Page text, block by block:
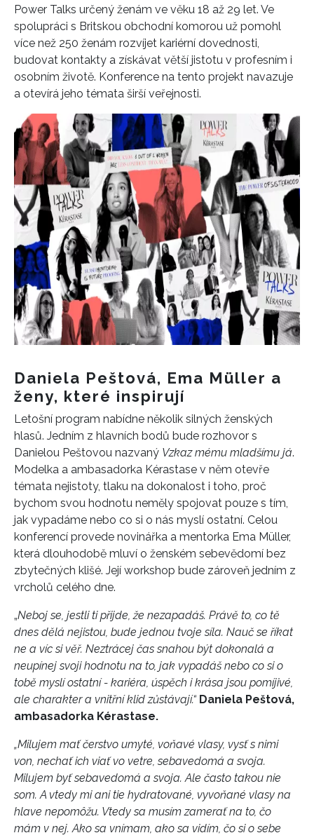
Power Talks určený ženám ve věku 18 až 29 let. Ve
spolupráci s Britskou obchodní komorou už pomohl
více než 250 ženám rozvíjet kariérní dovednosti,
budovat kontakty a získávat větší jistotu v profesním i
osobním životě. Konference na tento projekt navazuje
a otevírá jeho témata širší veřejnosti.
Daniela Peštová, Ema Müller a
ženy, které inspirují
Letošní program nabídne několik silných ženských
hlasů. Jedním z hlavních bodů bude rozhovor s
Danielou Peštovou nazvaný Vzkaz mému mladšímu já.
Modelka a ambasadorka Kérastase v něm otevře
témata nejistoty, tlaku na dokonalost i toho, proč
bychom svou hodnotu neměly spojovat pouze s tím,
jak vypadáme nebo co si o nás myslí ostatní. Celou
konferencí provede novinářka a mentorka Ema Müller,
která dlouhodobě mluví o ženském sebevědomí bez
zbytečných klišé. Její workshop bude zároveň jedním z
vrcholů celého dne.
„Neboj se, jestli ti přijde, že nezapadáš. Právě to, co tě
dnes dělá nejistou, bude jednou tvoje síla. Nauč se říkat
ne a víc si věř. Neztrácej čas snahou být dokonalá a
neupínej svoji hodnotu na to, jak vypadáš nebo co si o
tobě myslí ostatní - kariéra, úspěch i krása jsou pomíjivé,
ale charakter a vnitřní klid zůstávají.“ Daniela Peštová,
ambasadorka Kérastase.
„Milujem mať čerstvo umyté, voňavé vlasy, vysť s nimi
von, nechať ich viať vo vetre, sebavedomá a svoja.
Milujem byť sebavedomá a svoja. Ale často takou nie
som. A vtedy mi ani tie hydratované, vyvoňané vlasy na
hlave nepomôžu. Vtedy sa musím zamerať na to, čo
mám v nej. Ako sa vnímam, ako sa vidím, čo si o sebe